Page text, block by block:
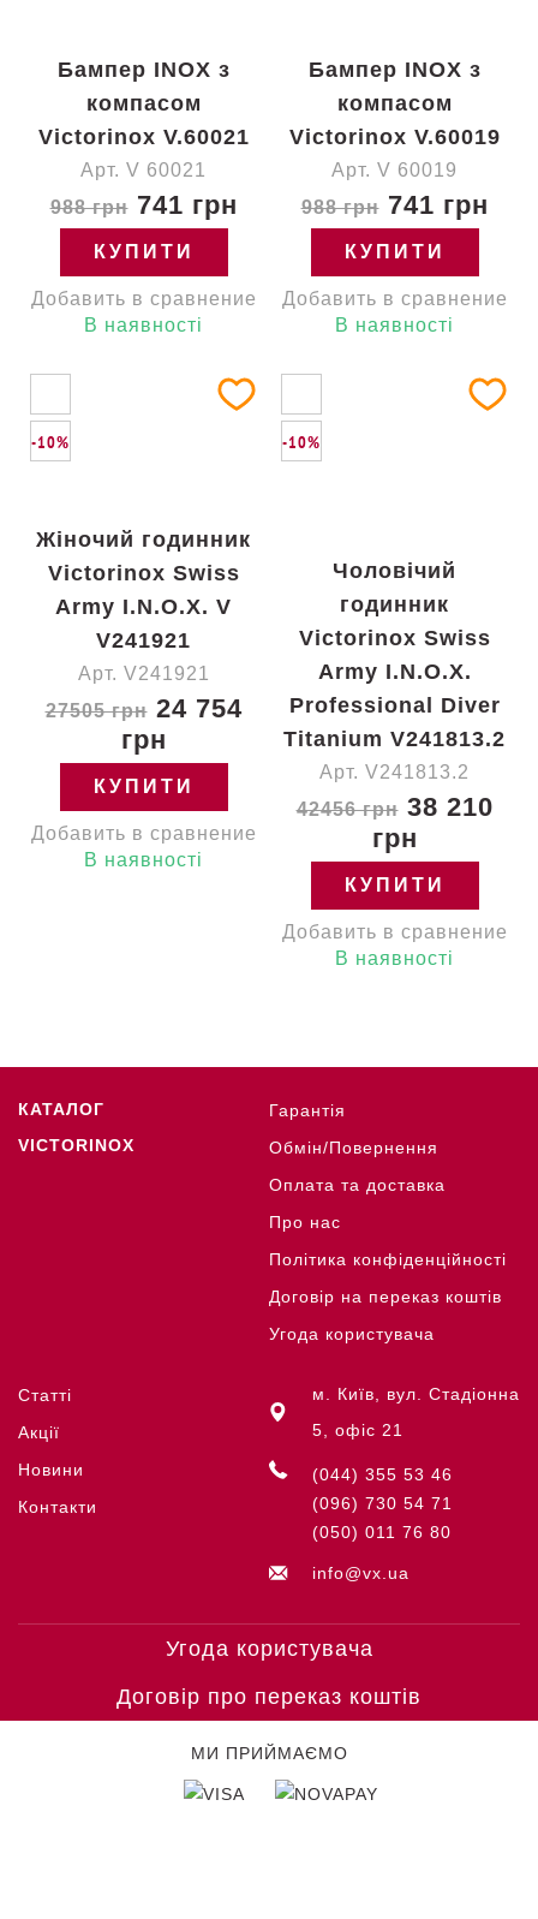
Бампер INOX з
компасом
Victorinox V.60021
Арт. V 60021
988 грн741 грн
КУПИТИ
Добавить в сравнение
В наявності
Бампер INOX з
компасом
Victorinox V.60019
Арт. V 60019
988 грн741 грн
КУПИТИ
Добавить в сравнение
В наявності
-10%
Жіночий годинник
Victorinox Swiss
Army I.N.O.X. V
V241921
Арт. V241921
27505 грн24 754
грн
КУПИТИ
Добавить в сравнение
В наявності
-10%
Чоловічий
годинник
Victorinox Swiss
Army I.N.O.X.
Professional Diver
Titanium V241813.2
Арт. V241813.2
42456 грн38 210
грн
КУПИТИ
Добавить в сравнение
В наявності
КАТАЛОГ
VICTORINOX
Гарантія
Обмін/Повернення
Оплата та доставка
Про нас
Політика конфіденційності
Договір на переказ коштів
Угода користувача
Статті
Акції
Новини
Контакти
м. Київ, вул. Стадіонна
5, офіс 21
(044) 355 53 46
(096) 730 54 71
(050) 011 76 80
info@vx.ua
Угода користувача
Договір про переказ коштів
МИ ПРИЙМАЄМО